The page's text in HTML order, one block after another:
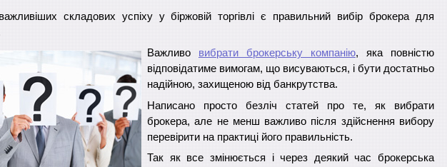
складових успіху у біржовій торгівлі є правильний вибір брокера для
Важливо вибрати брокерську компанію, яка повністю
відповідатиме вимогам, що висуваються, і бути достатньо
надійною, захищеною від банкрутства.
Написано просто безліч статей про те, як вибрати
брокера, але не менш важливо після здійснення вибору
перевірити на практиці його правильність.
Так як все змінюється і через деякий час брокерська